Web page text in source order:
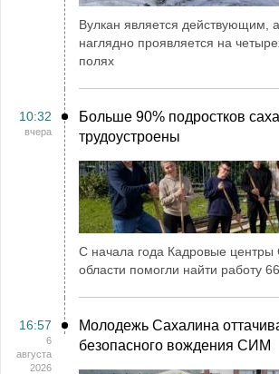
Вулкан является действующим, а
наглядно проявляется на
полях
10:32
вчера
Больше 90% подростков
трудоустроены
С начала года Кадровые центры
области помогли найти работу
16:57
6
августа
2026
Молодежь Сахалина
безопасного вождения СИМ